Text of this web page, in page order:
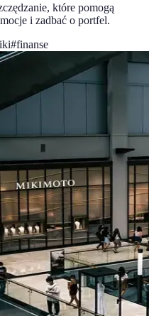
które pomogą
i zadbać o portfel.
#finanse